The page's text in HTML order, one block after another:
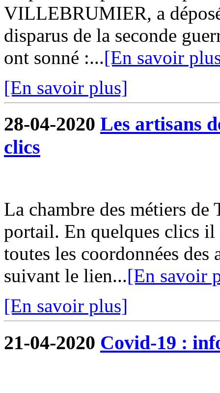
VILLEBRUMIER, a
disparus de la seconde
ont sonné :...[En savoir
[En savoir plus]
28-04-2020 Les artisans
clics
La chambre des métiers de
portail. En quelques clics il
toutes les coordonnées des
suivant le lien...[En savoir
[En savoir plus]
21-04-2020 Covid-19 :